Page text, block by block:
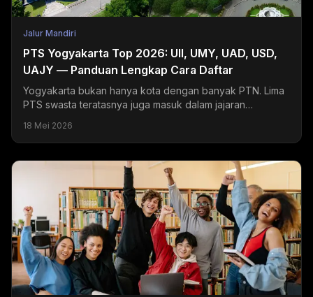
Jalur Mandiri
PTS Yogyakarta Top 2026: UII, UMY, UAD, USD,
UAJY — Panduan Lengkap Cara Daftar
Yogyakarta bukan hanya kota dengan banyak PTN. Lima
PTS swasta teratasnya juga masuk dalam jajaran
tujuan...
18 Mei 2026